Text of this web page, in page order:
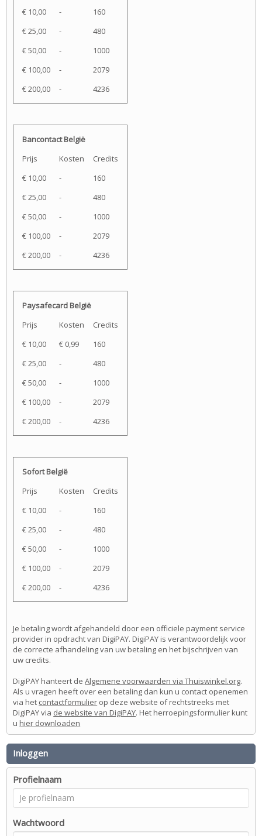
€ 10,00
-
160
€ 25,00
-
480
€ 50,00
-
1000
€ 100,00
-
2079
€ 200,00
- 4236
Bancontact België
Prijs
Kosten
Credits
€ 10,00
-
160
€ 25,00
-
480
€ 50,00
-
1000
€ 100,00
-
2079
€ 200,00
- 4236
Paysafecard België
Prijs
Kosten
Credits
€ 10,00
€ 0,99
160
€ 25,00
-
480
€ 50,00
-
1000
€ 100,00
-
2079
€ 200,00
- 4236
Sofort België
Prijs
Kosten
Credits
€ 10,00
-
160
€ 25,00
-
480
€ 50,00
-
1000
€ 100,00
-
2079
€ 200,00
- 4236
Je betaling wordt afgehandeld door een officiele payment service
provider in opdracht van DigiPAY. DigiPAY is verantwoordelijk voor
de correcte afhandeling van uw betaling en het bijschrijven van
uw credits.
DigiPAY hanteert deAlgemene voorwaarden via Thuiswinkel.org.
Als u vragen heeft over een betaling dan kun u contact openemen
via het contactformulier op deze website of rechtstreeks met
DigiPAY via de website van DigiPAY. Het herroepingsformulier kunt
uhier downloaden
Inloggen
Profielnaam
Wachtwoord